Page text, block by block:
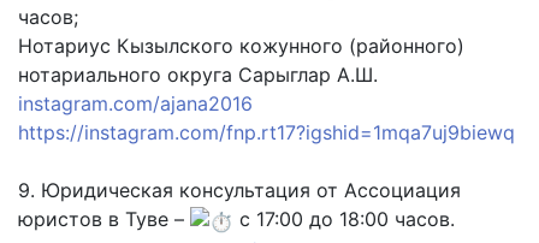
часов;
Нотариус Кызылского кожунного (районного)
нотариального округа Сарыглар А.Ш.
instagram.com/ajana2016
https://instagram.com/fnp.rt17?igshid=1mqa7uj9biewq
9. Юридическая консультация от Ассоциация
юристов в Туве –
с 17:00 до 18:00 часов.